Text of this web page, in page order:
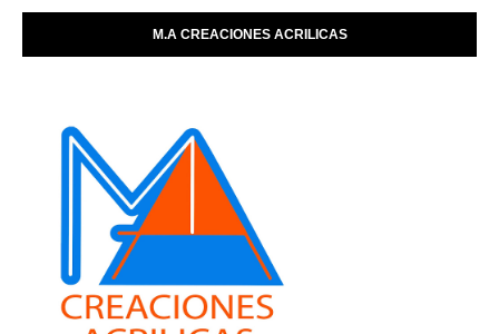
M.A CREACIONES ACRILICAS